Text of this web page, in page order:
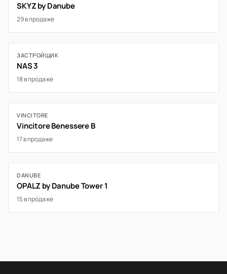
SKYZ by Danube
29 в продаже
ЗАСТРОЙЩИК
NAS 3
18 в продаже
VINCITORE
Vincitore Benessere B
17 в продаже
DANUBE
OPALZ by Danube Tower 1
15 в продаже